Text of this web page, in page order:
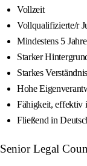
Vollzeit
Vollqualifizierte/r
Mindestens 5
Starker
Starkes
Hohe
Fähigkeit, effektiv
Fließend in
Senior Legal